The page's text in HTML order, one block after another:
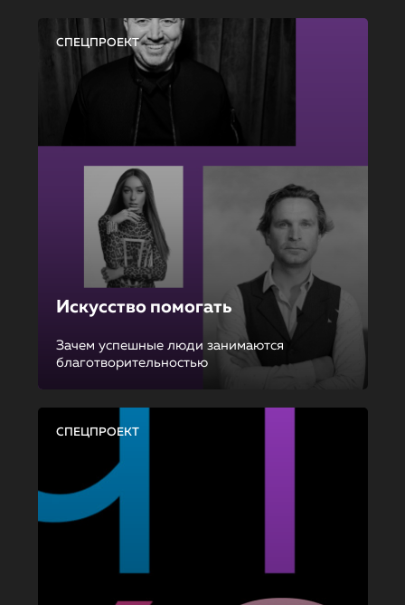
СПЕЦПРОЕКТ
Искусство помогать
Зачем успешные люди занимаются
благотворительностью
СПЕЦПРОЕКТ